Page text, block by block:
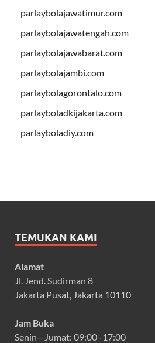
parlaybolajawatimur.com
parlaybolajawatengah.com
parlaybolajawabarat.com
parlaybolajambi.com
parlaybolagorontalo.com
parlayboladkijakarta.com
parlayboladiy.com
TEMUKAN KAMI
Alamat
Jl. Jend. Sudirman 8
Jakarta Pusat, Jakarta 10110
Jam Buka
Senin—Jumat: 09:00–17:00